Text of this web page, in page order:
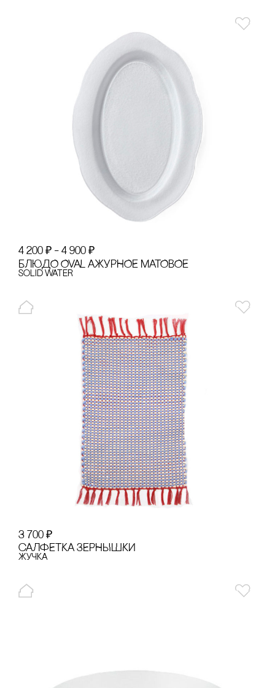
4 200 ₽ – 4 900 ₽
БЛЮДО OVAL АЖУРНОЕ МАТОВОЕ
Solid Water
3 700 ₽
сАЛФЕТКА ЗЕРНЫШКИ
Жучка